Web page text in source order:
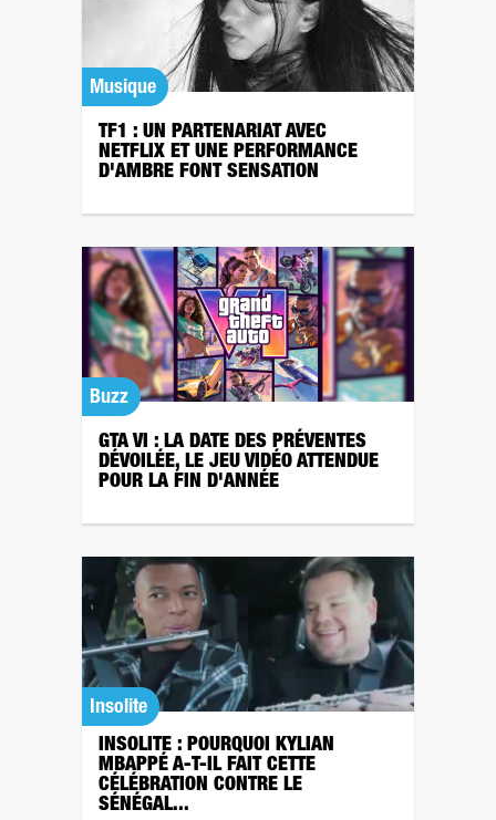
Musique
TF1 : UN PARTENARIAT AVEC
NETFLIX ET UNE PERFORMANCE
D'AMBRE FONT SENSATION
Buzz
GTA VI : LA DATE DES PRÉVENTES
DÉVOILÉE, LE JEU VIDÉO ATTENDUE
POUR LA FIN D'ANNÉE
Insolite
INSOLITE : POURQUOI KYLIAN
MBAPPÉ A-T-IL FAIT CETTE
CÉLÉBRATION CONTRE LE
SÉNÉGAL...